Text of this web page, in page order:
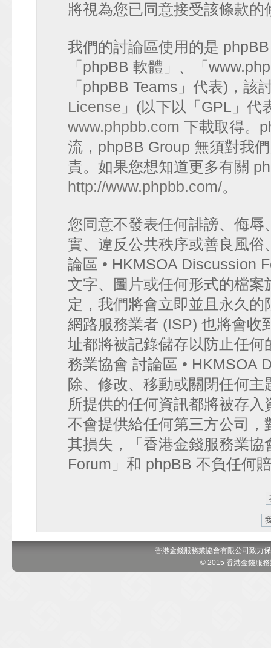
將視為您已同意接受該條款的
我們的討論區使用的是
「phpBB 軟體」、「
「phpBB Teams」代表)，該
License 」(以下以「GPL」代
www.phpbb.com 下載取得。
流，phpBB Group 無須對我
責。如果您想知道更多有關
http://www.phpbb.com/。
您同意不發表任何誹謗、侮
實、違反公共秩序或善良風
論區 • HKMSOA Discussion
文字、圖片或任何形式的檔
定，我們將會立即並且永久
網路服務業者 (ISP) 也將會收
址都將被記錄儲存以防止任
務業協會 討論區 • HKMSOA
除、修改、移動或關閉任何
所提供的任何資訊都將被存
不會提供給任何第三方公司
其損失，「香港金錢服務業
Forum」和 phpBB 不負任何
香港金錢服務業協會有限公司致力
© 2015 香港金錢服